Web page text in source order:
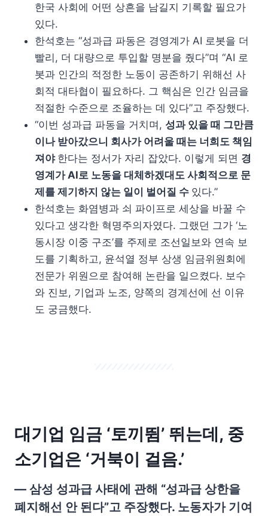
한국 사회에 어떤 상흔을 남길지 기록할 필요가
있다.
한석호는 “성과급 파동은 경영계가 AI 로봇을 더
빨리, 더 대량으로 투입할 명분을 줬다”며 “AI 로
봇과 인간의 적정한 노동이 공존하기 위해선 사
회적 대타협이 필요하다. 그 핵심은 인간 임금을
적절한 수준으로 조율하는 데 있다”고 주장했다.
“이번 성과급 파동을 거치며, 성과 있을 때 그만큼
이나 받아갔으니 회사가 어려울 때는 너희도 책임
져야 한다는 정서가 자리 잡았다. 이렇게 되면 경
영계가 AI로 노동을 대체하겠대도 사회적으로 문
제를 제기하지 않는 일이 벌어질 수 있다.”
한석호는 화염병과 쇠 파이프로 세상을 바꿀 수
있다고 생각한 혁명주의자였다. 그랬던 그가 ‘노
동시장 이중 구조’를 주제로 조선일보와 연속 보
도를 기획하고, 윤석열 정부 상생 임금위원회에
전문가 위원으로 참여해 논란을 일으켰다. 보수
와 진보, 기업과 노조, 양쪽의 경계선에 선 이유
도 궁금했다.
대기업 임금 ‘토끼뜀’ 뛰는데, 중
소기업은 ‘거북이 걸음.’
— 삼성 성과급 사태에 관해 “성과급 상한을
폐지해선 안 된다”고 주장했다. 노동자가 기여